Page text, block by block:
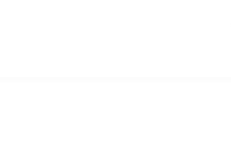
5 z 5 hviezdičiek.